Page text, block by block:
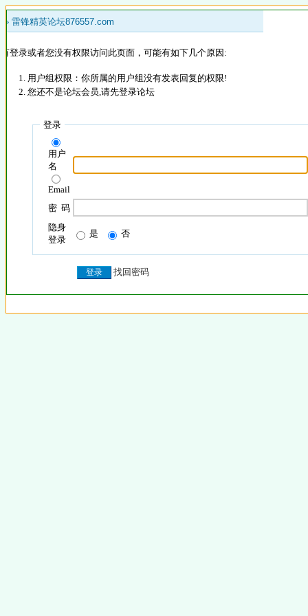
» 雷锋精英论坛876557.com
登录或者您没有权限访问此页面，可能有如下几个原因:
用户组权限：你所属的用户组没有发表回复的权限!
您还不是论坛会员,请先登录论坛
登录
用户
名
Email
密 码
隐身
登录
是 否
找回密码